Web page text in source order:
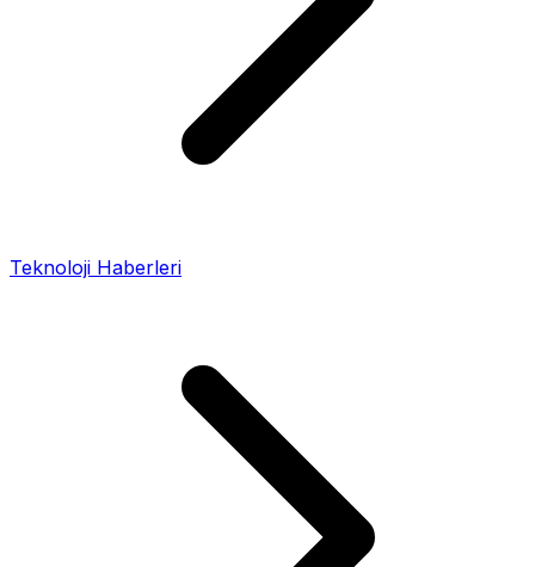
Teknoloji Haberleri